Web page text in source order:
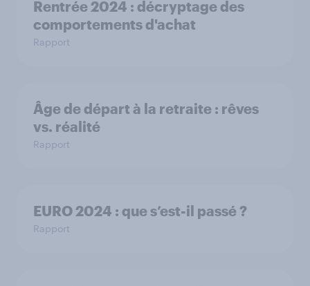
Rentrée 2024 : décryptage des
comportements d'achat
Rapport
Âge de départ à la retraite : rêves
vs. réalité
Rapport
EURO 2024 : que s’est-il passé ?
Rapport